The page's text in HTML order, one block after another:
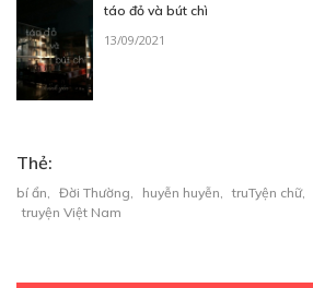
táo đỏ và bút chì
13/09/2021
Thẻ:
bí ẩn, Đời Thường, huyễn huyễn, truTyện chữ,
truyện Việt Nam